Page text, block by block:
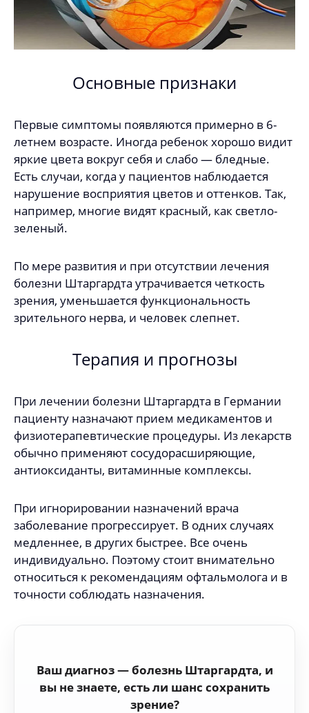
Основные признаки
Первые симптомы появляются примерно в 6-
летнем возрасте. Иногда ребенок хорошо видит
яркие цвета вокруг себя и слабо — бледные.
Есть случаи, когда у пациентов наблюдается
нарушение восприятия цветов и оттенков. Так,
например, многие видят красный, как светло-
зеленый.
По мере развития и при отсутствии лечения
болезни Штаргардта утрачивается четкость
зрения, уменьшается функциональность
зрительного нерва, и человек слепнет.
Терапия и прогнозы
При лечении болезни Штаргардта в Германии
пациенту назначают прием медикаментов и
физиотерапевтические процедуры. Из лекарств
обычно применяют сосудорасширяющие,
антиоксиданты, витаминные комплексы.
При игнорировании назначений врача
заболевание прогрессирует. В одних случаях
медленнее, в других быстрее. Все очень
индивидуально. Поэтому стоит внимательно
относиться к рекомендациям офтальмолога и в
точности соблюдать назначения.
Ваш диагноз — болезнь Штаргардта, и
вы не знаете, есть ли шанс сохранить
зрение?